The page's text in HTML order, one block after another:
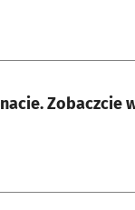
Zobaczcie